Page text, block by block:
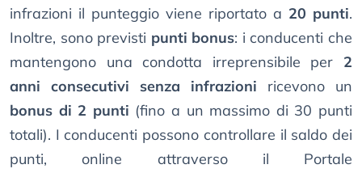
infrazioni il punteggio viene riportato a 20 punti.
Inoltre, sono previsti punti bonus: i conducenti che
mantengono una condotta irreprensibile per 2
anni consecutivi senza infrazioni ricevono un
bonus di 2 punti (fino a un massimo di 30 punti
totali). I conducenti possono controllare il saldo dei
punti, online attraverso il Portale